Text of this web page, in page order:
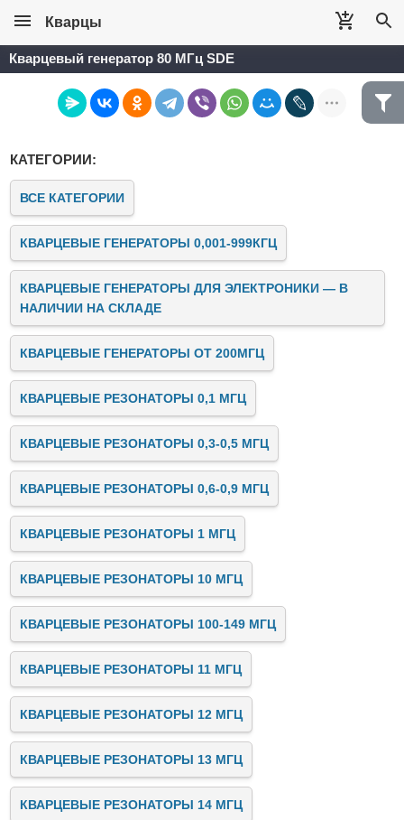
Кварцы
Кварцевый генератор 80 МГц SDE
КАТЕГОРИИ:
ВСЕ КАТЕГОРИИ
КВАРЦЕВЫЕ ГЕНЕРАТОРЫ 0,001-999КГЦ
КВАРЦЕВЫЕ ГЕНЕРАТОРЫ ДЛЯ ЭЛЕКТРОНИКИ — В
НАЛИЧИИ НА СКЛАДЕ
КВАРЦЕВЫЕ ГЕНЕРАТОРЫ ОТ 200МГЦ
КВАРЦЕВЫЕ РЕЗОНАТОРЫ 0,1 МГЦ
КВАРЦЕВЫЕ РЕЗОНАТОРЫ 0,3-0,5 МГЦ
КВАРЦЕВЫЕ РЕЗОНАТОРЫ 0,6-0,9 МГЦ
КВАРЦЕВЫЕ РЕЗОНАТОРЫ 1 МГЦ
КВАРЦЕВЫЕ РЕЗОНАТОРЫ 10 МГЦ
КВАРЦЕВЫЕ РЕЗОНАТОРЫ 100-149 МГЦ
КВАРЦЕВЫЕ РЕЗОНАТОРЫ 11 МГЦ
КВАРЦЕВЫЕ РЕЗОНАТОРЫ 12 МГЦ
КВАРЦЕВЫЕ РЕЗОНАТОРЫ 13 МГЦ
КВАРЦЕВЫЕ РЕЗОНАТОРЫ 14 МГЦ